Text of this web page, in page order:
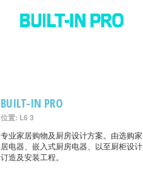
BUILT-IN PRO
位置: L6 3
专业家居购物及厨房设计方案。由选购家
居电器、嵌入式厨房电器、以至厨柜设计
订造及安装工程。